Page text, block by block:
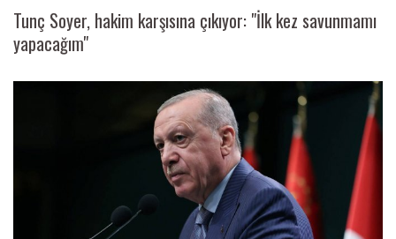
Tunç Soyer, hakim karşısına çıkıyor: "İlk kez savunmamı
yapacağım"